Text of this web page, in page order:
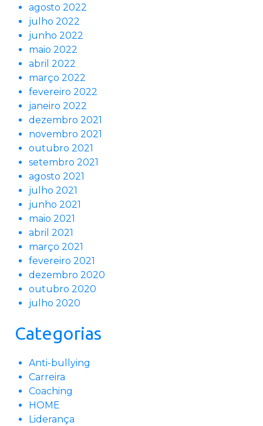
agosto 2022
julho 2022
junho 2022
maio 2022
abril 2022
março 2022
fevereiro 2022
janeiro 2022
dezembro 2021
novembro 2021
outubro 2021
setembro 2021
agosto 2021
julho 2021
junho 2021
maio 2021
abril 2021
março 2021
fevereiro 2021
dezembro 2020
outubro 2020
julho 2020
Categorias
Anti-bullying
Carreira
Coaching
HOME
Liderança